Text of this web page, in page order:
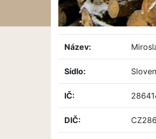
Název:
Sídlo:
IČ:
DIČ: